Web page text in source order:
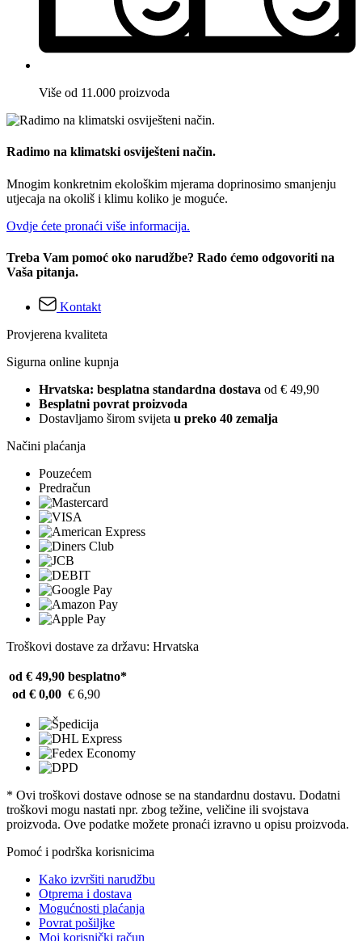
Više od 11.000 proizvoda
Radimo na klimatski osviješteni način.
Mnogim konkretnim ekološkim mjerama doprinosimo smanjenju
utjecaja na okoliš i klimu koliko je moguće.
Ovdje ćete pronaći više informacija.
Treba Vam pomoć oko narudžbe? Rado ćemo odgovoriti na
Vaša pitanja.
Kontakt
Provjerena kvaliteta
Sigurna online kupnja
Hrvatska: besplatna standardna dostava od € 49,90
Besplatni povrat proizvoda
Dostavljamo širom svijeta u preko 40 zemalja
Načini plaćanja
Pouzećem
Predračun
Troškovi dostave za državu: Hrvatska
od € 49,90 besplatno*
od € 0,00 € 6,90
* Ovi troškovi dostave odnose se na standardnu ​​dostavu. Dodatni
troškovi mogu nastati npr. zbog težine, veličine ili svojstava
proizvoda. Ove podatke možete pronaći izravno u opisu proizvoda.
Pomoć i podrška korisnicima
Kako izvršiti narudžbu
Otprema i dostava
Mogućnosti plaćanja
Povrat pošiljke
Moj korisnički račun